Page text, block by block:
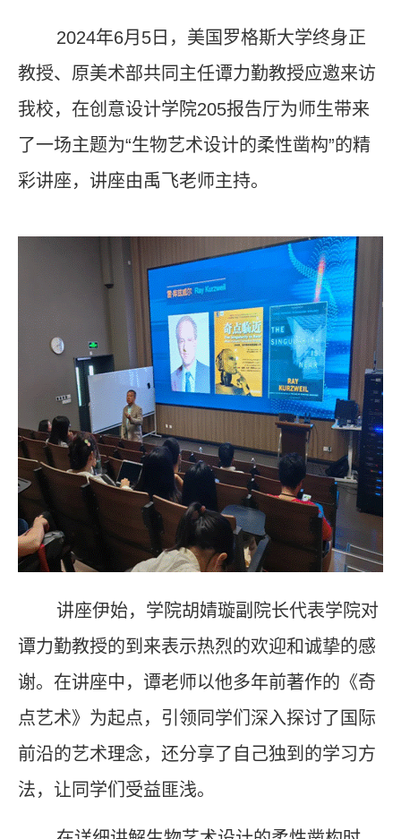
2024年6月 5 日，美国罗格斯大学终身正
教授、原美术部共同主任谭力勤教授应邀来访
我校，在创意设计学院205报告厅为师生带来
了一场主题为“生物艺术设计的柔性凿构”的精
彩讲座，讲座由禹飞老师主持。
讲座伊始，学院胡婧璇副院长代表学院对
谭力勤教授的到来表示热烈的欢迎和诚挚的感
谢。在讲座中，谭老师以他多年前著作的《奇
点艺术》为起点，引领同学们深入探讨了国际
前沿的艺术理念，还分享了自己独到的学习方
法，让同学们受益匪浅。